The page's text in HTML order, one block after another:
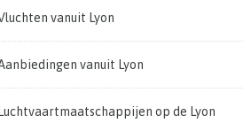
vanuit Lyon
vanuit Lyon
op de Lyon